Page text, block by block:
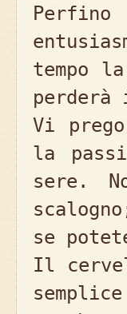
tempo
Vi
la
sere.
se
Il